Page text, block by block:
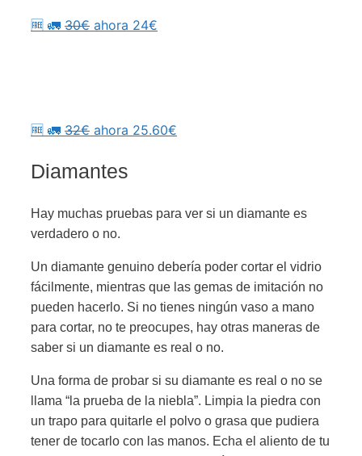
🆓 🚛 30€ ahora 24€
🆓 🚛 32€ ahora 25.60€
Diamantes
Hay muchas pruebas para ver si un diamante es
verdadero o no.
Un diamante genuino debería poder cortar el vidrio
fácilmente, mientras que las gemas de imitación no
pueden hacerlo. Si no tienes ningún vaso a mano
para cortar, no te preocupes, hay otras maneras de
saber si un diamante es real o no.
Una forma de probar si su diamante es real o no se
llama “la prueba de la niebla”. Limpia la piedra con
un trapo para quitarle el polvo o grasa que pudiera
tener de tocarlo con las manos. Echa el aliento de tu